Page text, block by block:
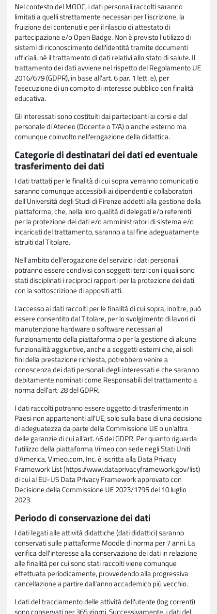
Nel contesto del MOOC, i dati personali raccolti saranno
limitati a quelli strettamente necessari per l'iscrizione, la
fruizione dei contenuti e per il rilascio di attestato di
partecipazione e/o Open Badge. Non è previsto l'utilizzo di
sistemi di riconoscimento dell'identità tramite documenti
ufficiali, né il trattamento di dati relativi allo stato di salute. Il
trattamento dei dati avviene nel rispetto del Regolamento UE
2016/679 (GDPR), in base all'art. 6 par. 1 lett. e), per
l'esecuzione di un compito di interesse pubblico con finalità
educativa.
Gli interessati sono costituiti dai partecipanti ai corsi e dal
personale di Ateneo (Docente o T/A) o anche esterno ma
comunque coinvolto nell'erogazione della didattica.
Categorie di destinatari dei dati ed eventuale
trasferimento dei dati
I dati trattati per le finalità di cui sopra verranno comunicati o
saranno comunque accessibili ai dipendenti e collaboratori
dell'Università degli Studi di Firenze addetti alla gestione della
piattaforma, che, nella loro qualità di delegati e/o referenti
per la protezione dei dati e/o amministratori di sistema e/o
incaricati del trattamento, saranno a tal fine adeguatamente
istruiti dal Titolare.
Nell'ambito dell'erogazione del servizio i dati personali
potranno essere condivisi con soggetti terzi con i quali sono
stati disciplinati i reciproci rapporti per la protezione dei dati
con la sottoscrizione di appositi atti.
L'accesso ai dati raccolti per le finalità di cui sopra, inoltre, può
essere consentito dal Titolare, per lo svolgimento di lavori di
manutenzione hardware o software necessari al
funzionamento della piattaforma o per la gestione di alcune
funzionalità aggiuntive, anche a soggetti esterni che, ai soli
fini della prestazione richiesta, potrebbero venire a
conoscenza dei dati personali degli interessati e che saranno
debitamente nominati come Responsabili del trattamento a
norma dell'art. 28 del GDPR.
I dati raccolti potranno essere oggetto di trasferimento in
Paesi non appartenenti all'UE, solo sulla base di una decisione
di adeguatezza da parte della Commissione UE o un'altra
delle garanzie di cui all'art. 46 del GDPR. Per quanto riguarda
l'utilizzo della piattaforma Vimeo con sede negli Stati Uniti
d'America, Vimeo.com, Inc. è iscritta alla Data Privacy
Framework List (https://www.dataprivacyframework.gov/list)
di cui al EU-US Data Privacy Framework approvato con
Decisione della Commissione UE 2023/1795 del 10 luglio
2023.
Periodo di conservazione dei dati
I dati legati alle attività didattiche (dati didattici) saranno
conservati sulle piattaforme Moodle di norma per 7 anni. La
verifica dell'interesse alla conservazione dei dati in relazione
alle finalità per cui sono stati raccolti viene comunque
effettuata periodicamente, provvedendo alla progressiva
cancellazione a partire dall'anno accademico più vecchio.
I dati del tracciamento delle attività dell'utente (log correnti)
sono conservati per 365 giorni. Successivamente, i dati del